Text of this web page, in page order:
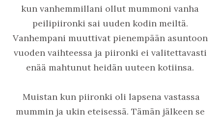
kun vanhemmillani ollut mummoni vanha
peilipiironki sai uuden kodin meiltä.
Vanhempani muuttivat pienempään asuntoon
vuoden vaihteessa ja piironki ei valitettavasti
enää mahtunut heidän uuteen kotiinsa.
Muistan kun piironki oli lapsena vastassa
mummin ja ukin eteisessä. Tämän jälkeen se